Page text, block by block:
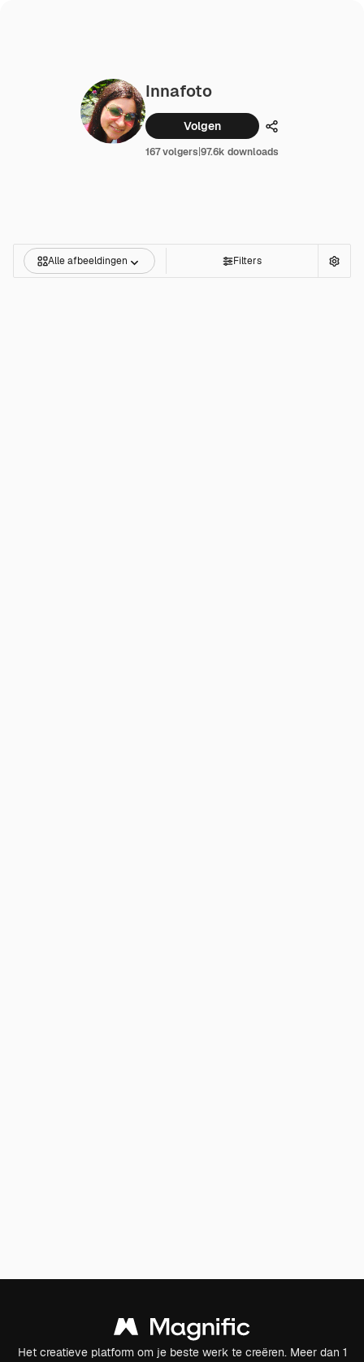
Innafoto
Volgen Delen
167 volgers|97.6k downloads
Alle afbeeldingen Filters
Het creatieve platform om je beste werk te creëren. Meer dan 1